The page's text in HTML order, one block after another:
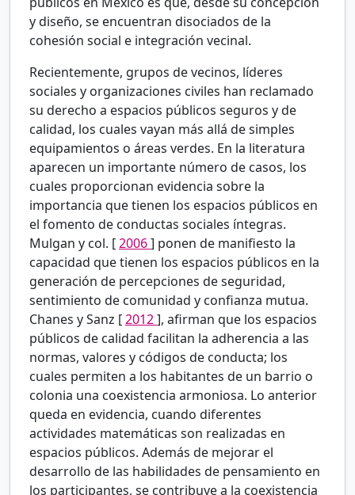
y diseño, se encuentran disociados de la
cohesión social e integración vecinal.
Recientemente, grupos de vecinos, líderes
sociales y organizaciones civiles han reclamado
su derecho a espacios públicos seguros y de
calidad, los cuales vayan más allá de simples
equipamientos o áreas verdes. En la literatura
aparecen un importante número de casos, los
cuales proporcionan evidencia sobre la
importancia que tienen los espacios públicos en
el fomento de conductas sociales íntegras.
Mulgan y col. [2006] ponen de manifiesto la
capacidad que tienen los espacios públicos en la
generación de percepciones de seguridad,
sentimiento de comunidad y confianza mutua.
Chanes y Sanz [2012], afirman que los espacios
públicos de calidad facilitan la adherencia a las
normas, valores y códigos de conducta; los
cuales permiten a los habitantes de un barrio o
colonia una coexistencia armoniosa. Lo anterior
queda en evidencia, cuando diferentes
actividades matemáticas son realizadas en
espacios públicos. Además de mejorar el
desarrollo de las habilidades de pensamiento en
los participantes, se contribuye a la coexistencia